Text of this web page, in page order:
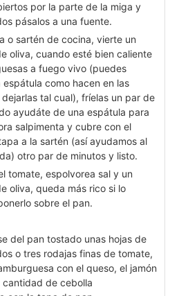
por la parte de la miga y
pásalos a una fuente.
o sartén de cocina, vierte un
oliva, cuando esté bien caliente
a fuego vivo (puedes
como hacen en las
tal cual), fríelas un par de
ayudáte de una espátula para
salpimenta y cubre con el
a la sartén (así ayudamos al
otro par de minutos y listo.
tomate, espolvorea sal y un
oliva, queda más rico si lo
sobre el pan.
del pan tostado unas hojas de
o tres rodajas finas de tomate,
con el queso, el jamón
cantidad de cebolla